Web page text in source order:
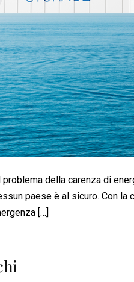
della carenza di
paese è al sicuro. Con
[…]